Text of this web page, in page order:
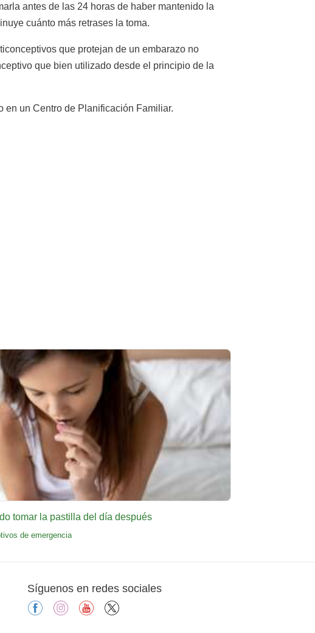
antes de las 24 horas de haber mantenido la
cuánto más retrases la toma.
que protejan de un embarazo no
que bien utilizado desde el principio de la
en un Centro de Planificación Familiar.
tomar la pastilla del día después
de emergencia
Síguenos en redes sociales
facebookinstagramyoutube